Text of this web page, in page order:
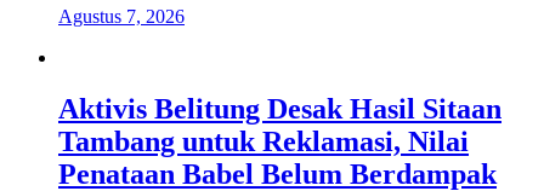
Agustus 7, 2026
Aktivis Belitung Desak Hasil Sitaan
Tambang untuk Reklamasi, Nilai
Penataan Babel Belum Berdampak